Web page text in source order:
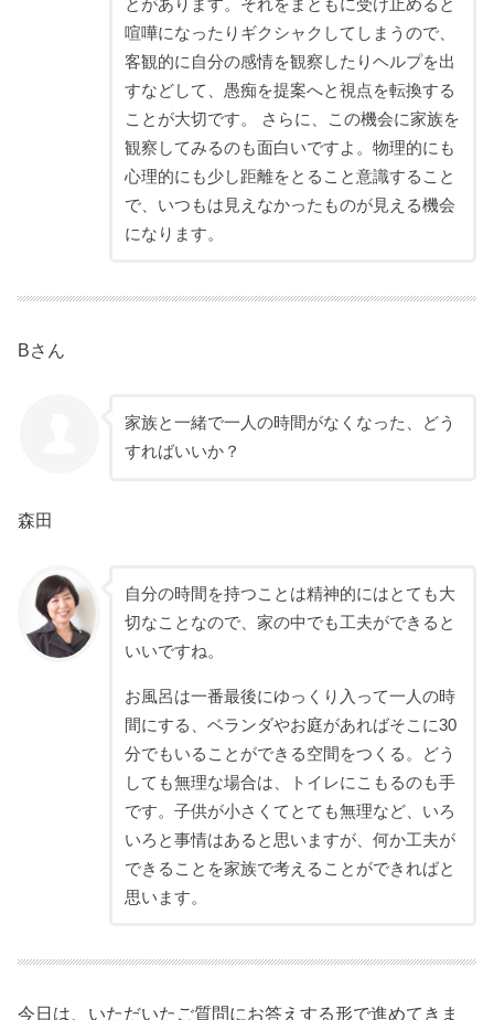
とがあります。それをまともに受け止めると
喧嘩になったりギクシャクしてしまうので、
客観的に自分の感情を観察したりヘルプを出
すなどして、愚痴を提案へと視点を転換する
ことが大切です。 さらに、この機会に家族を
観察してみるのも面白いですよ。物理的にも
心理的にも少し距離をとること意識すること
で、いつもは見えなかったものが見える機会
になります。
Bさん
家族と一緒で一人の時間がなくなった、どう
すればいいか？
森田
自分の時間を持つことは精神的にはとても大
切なことなので、家の中でも工夫ができると
いいですね。
お風呂は一番最後にゆっくり入って一人の時
間にする、ベランダやお庭があればそこに30
分でもいることができる空間をつくる。どう
しても無理な場合は、トイレにこもるのも手
です。子供が小さくてとても無理など、いろ
いろと事情はあると思いますが、何か工夫が
できることを家族で考えることができればと
思います。
今日は、いただいたご質問にお答えする形で進めてきま